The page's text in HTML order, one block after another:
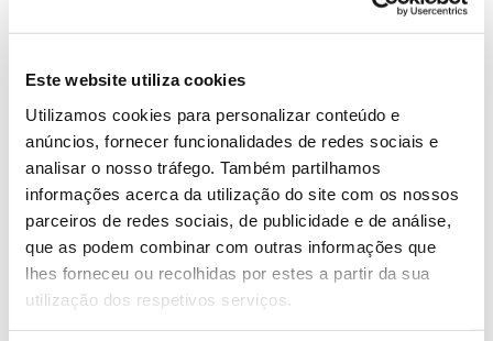
Este website utiliza cookies
Utilizamos cookies para personalizar conteúdo e
anúncios, fornecer funcionalidades de redes sociais e
analisar o nosso tráfego. Também partilhamos
informações acerca da utilização do site com os nossos
parceiros de redes sociais, de publicidade e de análise,
que as podem combinar com outras informações que
lhes forneceu ou recolhidas por estes a partir da sua
utilização dos respetivos serviços.
”, dos Serviços
métodos.
Um ano após o incêndio, esta e outras medidas
perdem o seu efeito uma vez que a erosão do solo
pós-fogo já terá acontecido e os processos naturais
de recuperação já começaram, primeiro com o
regresso da vegetação que cresce espontaneamente
e depois com a reconstituição da manta morta. A